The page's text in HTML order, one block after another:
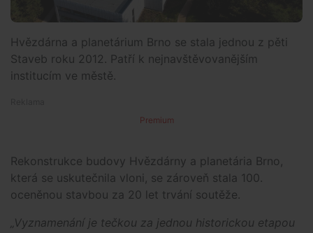
Hvězdárna a planetárium Brno se stala jednou z pěti
Staveb roku 2012. Patří k nejnavštěvovanějším
institucím ve městě.
Premium
Rekonstrukce budovy Hvězdárny a planetária Brno,
která se uskutečnila vloni, se zároveň stala 100.
oceněnou stavbou za 20 let trvání soutěže.
„Vyznamenání je tečkou za jednou historickou etapou